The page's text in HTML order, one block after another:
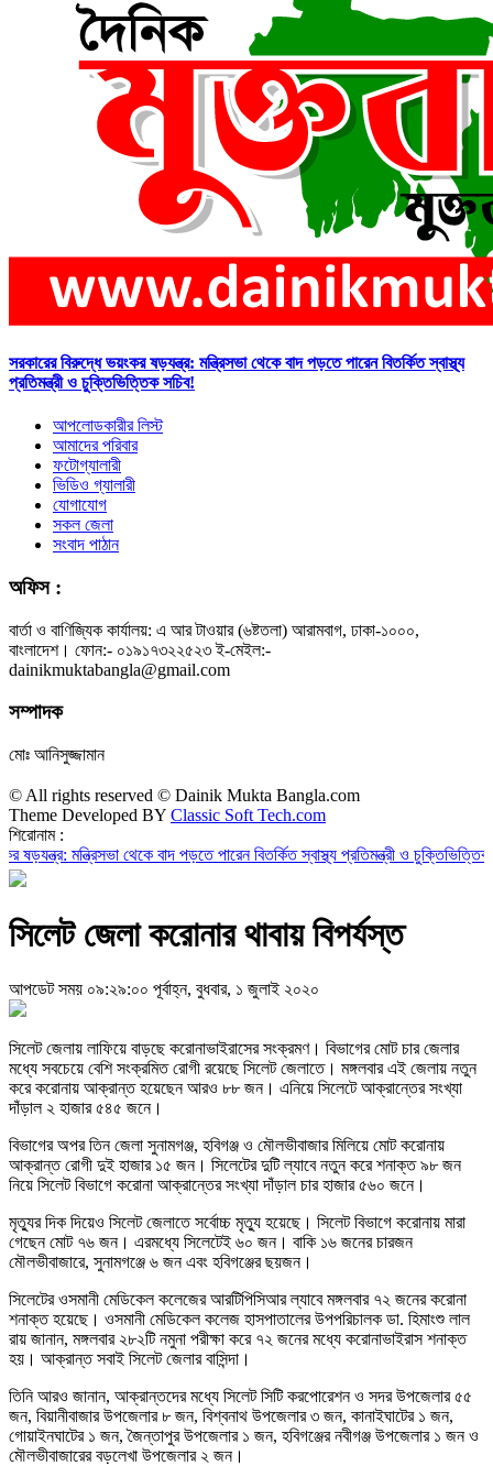
সরকারের বিরুদ্ধে ভয়ংকর ষড়যন্ত্র: মন্ত্রিসভা থেকে বাদ পড়তে পারেন বিতর্কিত স্বাস্থ্য
প্রতিমন্ত্রী ও চুক্তিভিত্তিক সচিব!
আপলোডকারীর লিস্ট
আমাদের পরিবার
ফটোগ্যালারী
ভিডিও গ্যালারী
যোগাযোগ
সকল জেলা
সংবাদ পাঠান
অফিস :
বার্তা ও বাণিজ্যিক কার্যালয়: এ আর টাওয়ার (৬ষ্টতলা) আরামবাগ, ঢাকা-১০০০,
বাংলাদেশ। ফোন:- ০১৯১৭৩২২৫২৩ ই-মেইল:-
dainikmuktabangla@gmail.com
সম্পাদক
মোঃ আনিসুজ্জামান
© All rights reserved © Dainik Mukta Bangla.com
Theme Developed BY Classic Soft Tech.com
শিরোনাম :
থেকে বাদ পড়তে পারেন বিতর্কিত স্বাস্থ্য প্রতিমন্ত্রী ও চুক্তিভিত্তিক সচিব!
সিলেট জেলা করোনার থাবায় বিপর্যস্ত
আপডেট সময় ০৯:২৯:০০ পূর্বাহ্ন, বুধবার, ১ জুলাই ২০২০
সিলেট জেলায় লাফিয়ে বাড়ছে করোনাভাইরাসের সংক্রমণ। বিভাগের মোট চার জেলার
মধ্যে সবচেয়ে বেশি সংক্রমিত রোগী রয়েছে সিলেট জেলাতে। মঙ্গলবার এই জেলায় নতুন
করে করোনায় আক্রান্ত হয়েছেন আরও ৮৮ জন। এনিয়ে সিলেটে আক্রান্তের সংখ্যা
দাঁড়াল ২ হাজার ৫৪৫ জনে।
বিভাগের অপর তিন জেলা সুনামগঞ্জ, হবিগঞ্জ ও মৌলভীবাজার মিলিয়ে মোট করোনায়
আক্রান্ত রোগী দুই হাজার ১৫ জন। সিলেটের দুটি ল্যাবে নতুন করে শনাক্ত ৯৮ জন
নিয়ে সিলেট বিভাগে করোনা আক্রান্তের সংখ্যা দাঁড়াল চার হাজার ৫৬০ জনে।
মৃত্যুর দিক দিয়েও সিলেট জেলাতে সর্বোচ্চ মৃত্যু হয়েছে। সিলেট বিভাগে করোনায় মারা
গেছেন মোট ৭৬ জন। এরমধ্যে সিলেটেই ৬০ জন। বাকি ১৬ জনের চারজন
মৌলভীবাজারে, সুনামগঞ্জে ৬ জন এবং হবিগঞ্জের ছয়জন।
সিলেটের ওসমানী মেডিকেল কলেজের আরটিপিসিআর ল্যাবে মঙ্গলবার ৭২ জনের করোনা
শনাক্ত হয়েছে। ওসমানী মেডিকেল কলেজ হাসপাতালের উপপরিচালক ডা. হিমাংশু লাল
রায় জানান, মঙ্গলবার ২৮২টি নমুনা পরীক্ষা করে ৭২ জনের মধ্যে করোনাভাইরাস শনাক্ত
হয়। আক্রান্ত সবাই সিলেট জেলার বাসিন্দা।
তিনি আরও জানান, আক্রান্তদের মধ্যে সিলেট সিটি করপোরেশন ও সদর উপজেলার ৫৫
জন, বিয়ানীবাজার উপজেলার ৮ জন, বিশ্বনাথ উপজেলার ৩ জন, কানাইঘাটের ১ জন,
গোয়াইনঘাটের ১ জন, জৈন্তাপুর উপজেলার ১ জন, হবিগঞ্জের নবীগঞ্জ উপজেলার ১ জন ও
মৌলভীবাজারের বড়লেখা উপজেলার ২ জন।